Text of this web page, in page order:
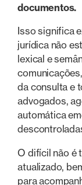
documentos.
Isso significa
jurídica não
lexical e
da consulta e
advogados,
automática
O difícil não é
atualizado,
para